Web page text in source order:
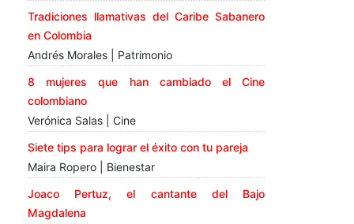
Tradiciones llamativas del Caribe Sabanero
en Colombia
Andrés Morales | Patrimonio
8 mujeres que han cambiado el Cine
colombiano
Verónica Salas | Cine
Siete tips para lograr el éxito con tu pareja
Maira Ropero | Bienestar
Joaco Pertuz, el cantante del Bajo
Magdalena